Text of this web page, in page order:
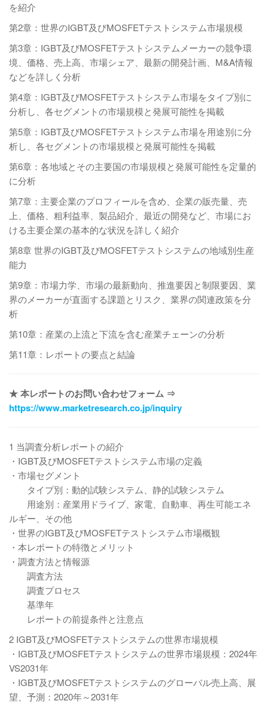
を紹介
第2章：世界のIGBT及びMOSFETテストシステム市場規模
第3章：IGBT及びMOSFETテストシステムメーカーの競争環
境、価格、売上高、市場シェア、最新の開発計画、M&A情報
などを詳しく分析
第4章：IGBT及びMOSFETテストシステム市場をタイプ別に
分析し、各セグメントの市場規模と発展可能性を掲載
第5章：IGBT及びMOSFETテストシステム市場を用途別に分
析し、各セグメントの市場規模と発展可能性を掲載
第6章：各地域とその主要国の市場規模と発展可能性を定量的
に分析
第7章：主要企業のプロフィールを含め、企業の販売量、売
上、価格、粗利益率、製品紹介、最近の開発など、市場にお
ける主要企業の基本的な状況を詳しく紹介
第8章 世界のIGBT及びMOSFETテストシステムの地域別生産
能力
第9章：市場力学、市場の最新動向、推進要因と制限要因、業
界のメーカーが直面する課題とリスク、業界の関連政策を分
析
第10章：産業の上流と下流を含む産業チェーンの分析
第11章：レポートの要点と結論
★ 本レポートのお問い合わせフォーム ⇒
https://www.marketresearch.co.jp/inquiry
1 当調査分析レポートの紹介
・IGBT及びMOSFETテストシステム市場の定義
・市場セグメント
タイプ別：動的試験システム、静的試験システム
用途別：産業用ドライブ、家電、自動車、再生可能エネ
ルギー、その他
・世界のIGBT及びMOSFETテストシステム市場概観
・本レポートの特徴とメリット
・調査方法と情報源
調査方法
調査プロセス
基準年
レポートの前提条件と注意点
2 IGBT及びMOSFETテストシステムの世界市場規模
・IGBT及びMOSFETテストシステムの世界市場規模：2024年
VS2031年
・IGBT及びMOSFETテストシステムのグローバル売上高、展
望、予測：2020年～2031年